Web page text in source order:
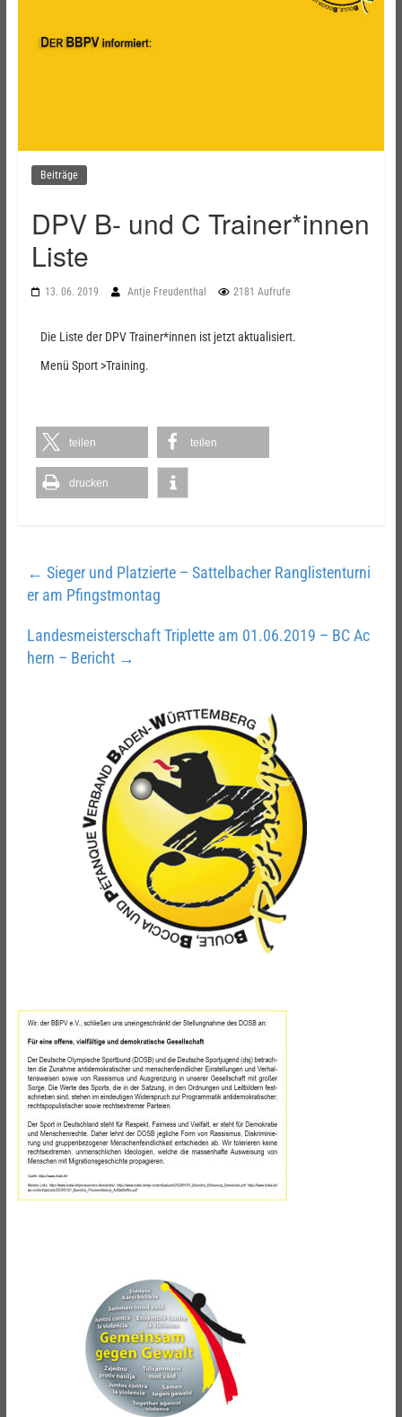
Beiträge
DPV B- und C Trainer*innen
Liste
13. 06. 2019 Antje Freudenthal 2181 Aufrufe
Die Liste der DPV Trainer*innen ist jetzt aktualisiert.
Menü Sport >Training.
teilen teilen
drucken
← Sieger und Platzierte – Sattelbacher Ranglistenturni
er am Pfingstmontag
Landesmeisterschaft Triplette am 01.06.2019 – BC Ac
hern – Bericht →